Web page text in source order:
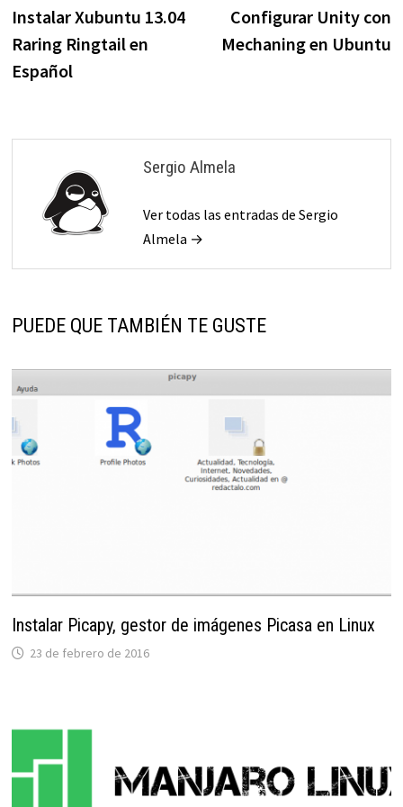
de
entradas
anterior:
Instalar Xubuntu 13.04
Raring Ringtail en
Español
Configurar Unity con
Mechaning en Ubuntu
Sergio Almela
Ver todas las entradas de Sergio
Almela →
PUEDE QUE TAMBIÉN TE GUSTE
Instalar Picapy, gestor de imágenes Picasa en Linux
23 de febrero de 2016